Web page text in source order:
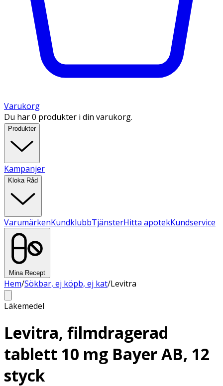
Varukorg
Du har 0 produkter i din varukorg.
Produkter
Kampanjer
Kloka Råd
VarumärkenKundklubbTjänsterHitta apotekKundservice
Mina Recept
Hem/Sökbar, ej köpb, ej kat/Levitra
Läkemedel
Levitra, filmdragerad
tablett 10 mg Bayer AB, 12
styck